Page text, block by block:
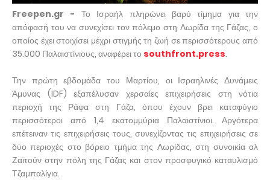
Freepen.gr - Το Ισραήλ πληρώνει βαρύ τίμημα για την
απόφασή του να συνεχίσει τον πόλεμο στη Λωρίδα της Γάζας, ο
οποίος έχει στοιχίσει μέχρι στιγμής τη ζωή σε περισσότερους από
35.000 Παλαιστίνιους, αναφέρει το southfront.press.
Την πρώτη εβδομάδα του Μαρτίου, οι Ισραηλινές Δυνάμεις
Άμυνας (IDF) εξαπέλυσαν χερσαίες επιχειρήσεις στη νότια
περιοχή της Ράφα στη Γάζα, όπου έχουν βρει καταφύγιο
περισσότεροι από 1,4 εκατομμύρια Παλαιστίνιοι. Αργότερα
επέτειναν τις επιχειρήσεις τους, συνεχίζοντας τις επιχειρήσεις σε
δύο περιοχές στο βόρειο τμήμα της Λωρίδας, στη συνοικία αλ
Ζαϊτούν στην πόλη της Γάζας και στον προσφυγικό καταυλισμό
Τζαμπαλίγια.